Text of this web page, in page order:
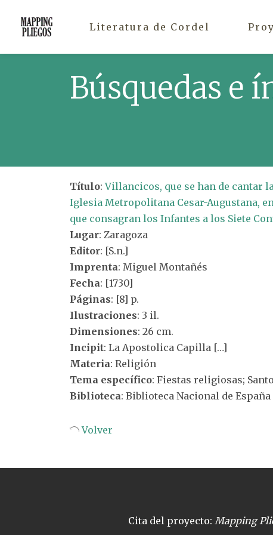
Literatura de Cordel
Búsquedas e
Título:Villancicos, que se han de cantar la
Iglesia Metropolitana Cesar-Augustana,
que consagran los Infantes a los Siete
Lugar: Zaragoza
Editor: [S.n.]
Imprenta: Miguel Montañés
Fecha: [1730]
Páginas: [8] p.
Ilustraciones: 3 il.
Dimensiones: 26 cm.
Incipit: La Apostolica Capilla […]
Materia: Religión
Tema específico: Fiestas religiosas;
Biblioteca: Biblioteca Nacional de España
Volver
Cita del proyecto: Mapping